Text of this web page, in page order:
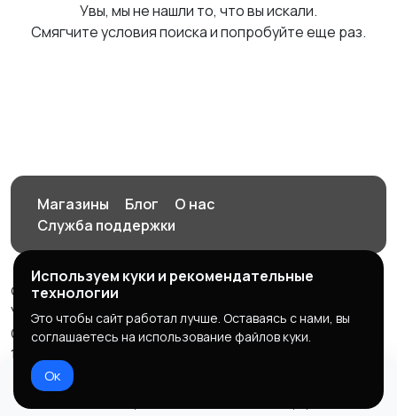
Увы, мы не нашли то, что вы искали.
Смягчите условия поиска и попробуйте еще раз.
Магазины Блог
О нас
Служба поддержки
© 2026 Орен-АЙ - Авто | Недвижимость | Работа |
Услуги
Создал Карусов Е.С ООО "ЦПК" ИНН 5609203278 ОГРН
1235600008841
Правила сервиса
Используем куки и рекомендательные
технологии
Это чтобы сайт работал лучше. Оставаясь с нами, вы
соглашаетесь на использование файлов куки.
Ок